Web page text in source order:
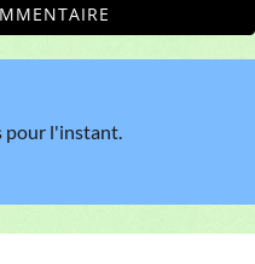
pour l'instant.